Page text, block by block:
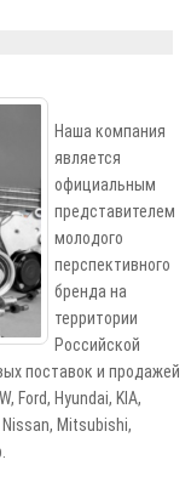
Наша компания
является
официальным
представителем
молодого
перспективного
бренда на
территории
Российской
поставок и продажей
Ford, Hyundai, KIA,
Nissan, Mitsubishi,